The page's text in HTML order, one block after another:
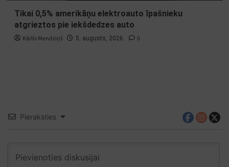
Tikai 0,5% amerikāņu elektroauto īpašnieku
atgrieztos pie iekšdedzes auto
Kārlis Mendziņš 5. augusts, 2026. 0
Pieraksties